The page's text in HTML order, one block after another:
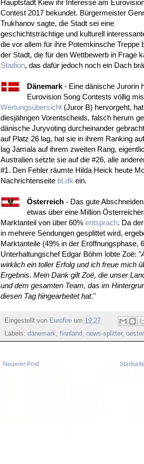
Hauptstadt Kiew ihr Interesse am
Contest 2017 bekundet. Bürgermeister
Trukhanov sagte, die Stadt sei eine
geschichtsträchtige und kulturell
die vor allem für ihre Potemkinsche Treppe
der Stadt, die für den Wettbewerb in Frage
Stadion, das dafür jedoch noch ein Dach
Dänemark- Eine dänische Jurorin
Eurovision Song Contests völlig
Wertungsübersicht (Juror B) hervorgeht,
diesjährigen Vorentscheids, falsch herum
dänische Juryvoting durcheinander
auf Platz 26 lag, hat sie in ihrem Ranking
lag Jamala auf ihrem zweiten Rang,
Australien setzte sie auf die #26, alle
#1. Den Fehler räumte Hilda Heick heute
Nachrichtenseite bt.dk ein.
Österreich- Das gute
etwas über eine Million
Marktanteil von über 60% entsprach. Da
in mehrere Sendungen gesplittet wird,
Marktanteile (49% in der Eröffnungsphase,
Unterhaltungschef Edgar Böhm lobte Zoë: "
wirklich ein toller Erfolg und ich freue mich
Ergebnis. Mein Dank gilt Zoë, die unser
und dem gesamten Team, das im
diesen Tag hingearbeitet hat."
Eingestellt von Eurofire um 19:27
Labels: dänemark, finnland, news-splitter,
Neuerer Post